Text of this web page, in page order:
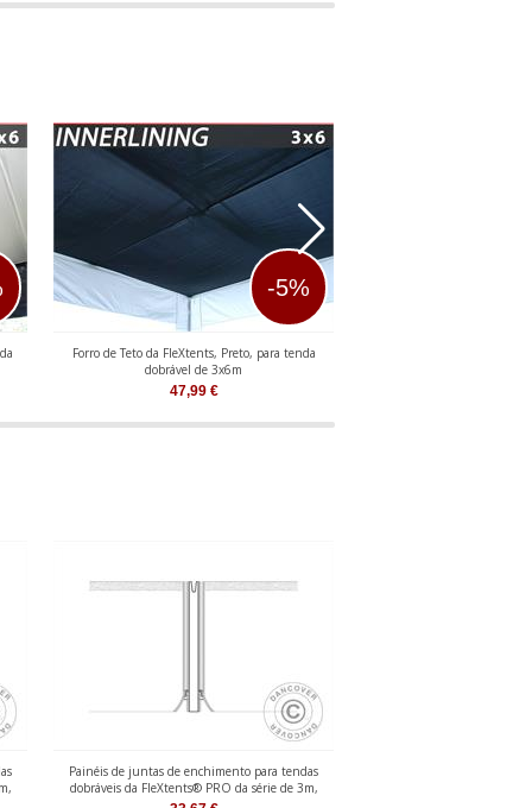
-5%
Forro de Teto da FleXtents, Preto, para tenda
dobrável de 3x6m
47,99€
Painéis de juntas de enchimento para tendas
dobráveis da FleXtents® PRO da série de 3m,
Branca, 2 unids.